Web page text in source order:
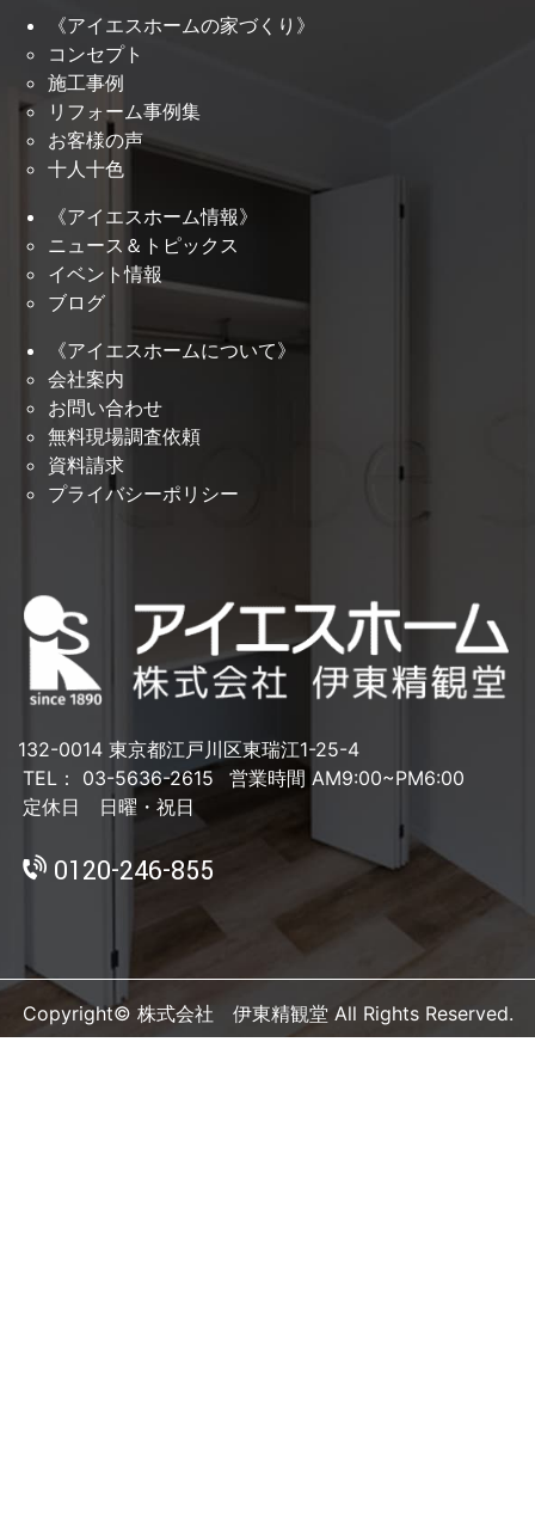
《アイエスホームの家づくり》
コンセプト
施工事例
リフォーム事例集
お客様の声
十人十色
《アイエスホーム情報》
ニュース＆トピックス
イベント情報
ブログ
《アイエスホームについて》
会社案内
お問い合わせ
無料現場調査依頼
資料請求
プライバシーポリシー
132-0014 東京都江戸川区東瑞江1-25-4
TEL： 03-5636-2615
営業時間 AM9:00~PM6:00
定休日 日曜・祝日
0120-246-855
Copyright© 株式会社 伊東精観堂 All Rights Reserved.